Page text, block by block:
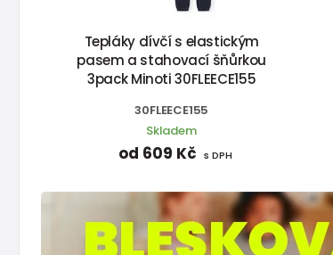
Tepláky dívčí s elastickým
pasem a stahovací šňůrkou
3pack Minoti 30FLEECE155
30FLEECE155
Skladem
od 609 Kč s DPH